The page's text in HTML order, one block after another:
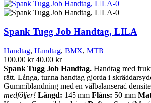
Spank Tugg Job Handtag, LILA
Handtag, Handtag, BMX, MTB
100.00kr Det
ursprungliga
priset
var:
100.00 kr.
40.00 krDet
nuvarande
priset
är:
40.00 kr.
Spank Tugg Job Handtag. Handtag med
rätt. Långa, tunna handtag gjorda i
Gummiblandning med en välbalanserad
medföljer! Längd: 145 mm Fläns: 50 mm